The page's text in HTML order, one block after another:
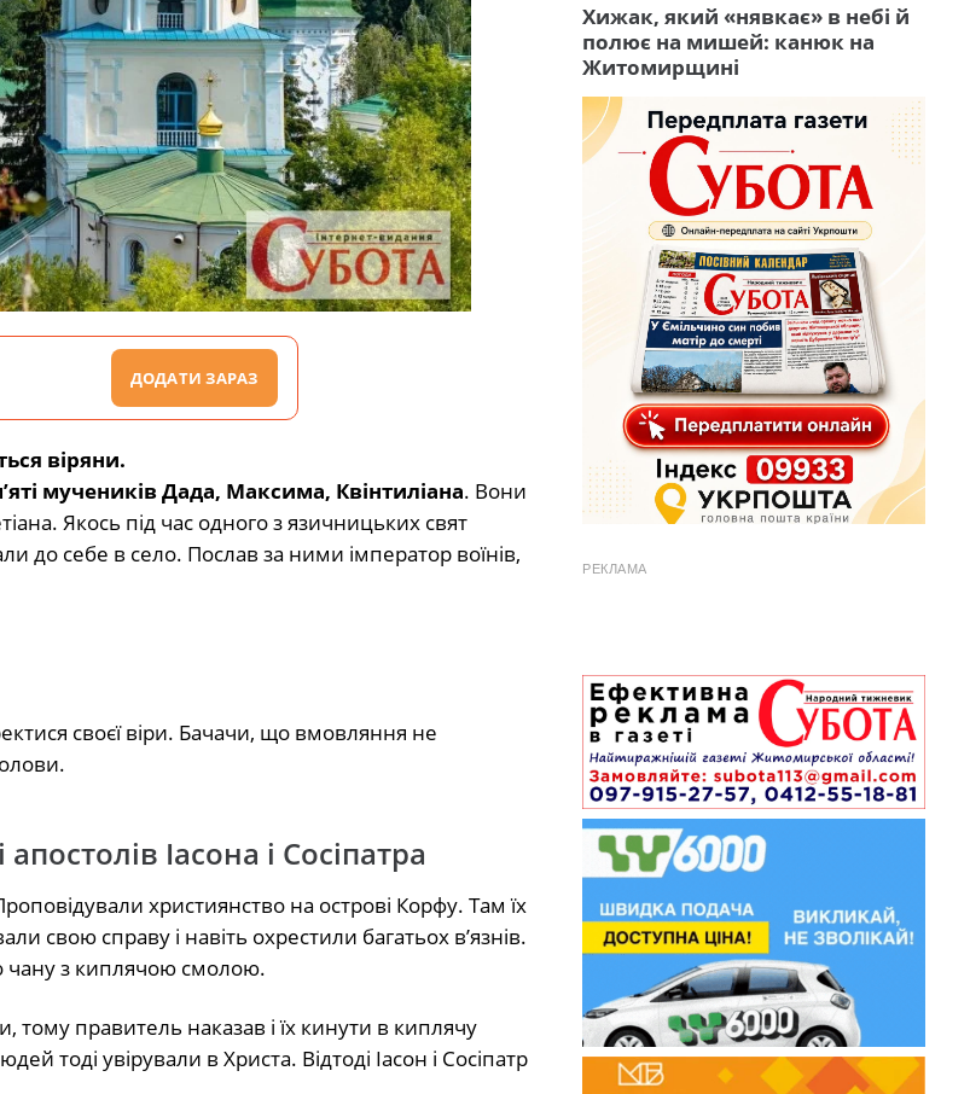
ДОДАТИ ЗАРАЗ
віряни.
мучеників Дада, Максима, Квінтиліана. Вони
Якось під час одного з язичницьких свят
до себе в село. Послав за ними імператор воїнів,
своєї віри. Бачачи, що вмовляння не
Іасона і Сосіпатра
християнство на острові Корфу. Там їх
свою справу і навіть охрестили багатьох в’язнів.
чану з киплячою смолою.
тому правитель наказав і їх кинути в киплячу
тоді увірували в Христа. Відтоді Іасон і Сосіпатр
Хижак, який «нявкає» в небі й
полює на мишей: канюк на
Житомирщині
РЕКЛАМА